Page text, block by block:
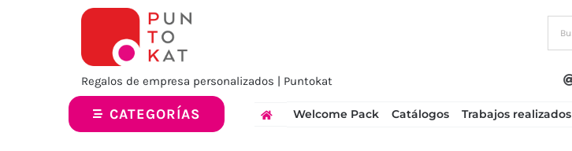
Regalos de empresa personalizados | Puntokat
CATEGORÍAS Welcome Pack Catálogos Trabajos realizados